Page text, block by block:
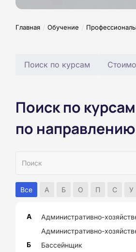
Главная / Обучение /
Поиск по курсам
Поиск по
по
Все А Б О П С У
А
Административно-
Административно-
Б
Бассейнщик